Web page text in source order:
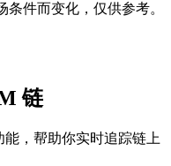
件而变化，仅供参考。
链
，帮助你实时追踪链上